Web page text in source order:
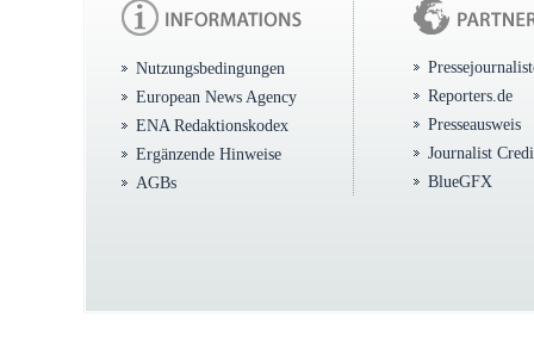
Nutzungsbedingungen
European News Agency
ENA Redaktionskodex
Ergänzende Hinweise
AGBs
Reporters.de
Presseausweis
Journalist
BlueGFX